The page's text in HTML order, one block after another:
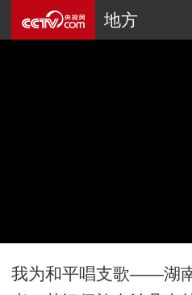
地方
我为和平唱支歌——湖